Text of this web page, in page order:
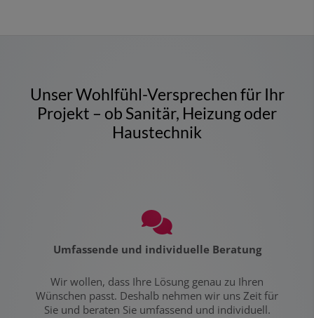
Unser Wohlfühl-Versprechen für Ihr
Projekt ­­­­– ob Sanitär, Heizung oder
Haustechnik
Umfassende und individuelle Beratung
Wir wollen, dass Ihre Lösung genau zu Ihren
Wünschen passt. Deshalb nehmen wir uns Zeit für
Sie und beraten Sie umfassend und individuell.